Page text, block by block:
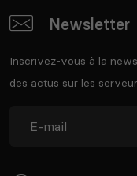
Newsletter
Inscrivez-vous à la
des actus sur les